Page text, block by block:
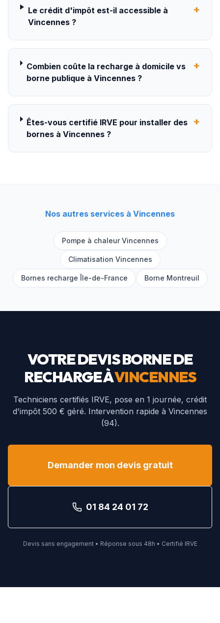
Le crédit d'impôt est-il accessible à
Vincennes ?
+
Combien coûte la recharge à domicile vs
borne publique à Vincennes ?
+
Êtes-vous certifié IRVE pour installer des
bornes à Vincennes ?
+
Nos autres services à Vincennes
Pompe à chaleurVincennes
Climatisation Vincennes
Bornes recharge Île-de-France Borne Montreuil
VOTRE DEVIS BORNE DE
RECHARGE ÀVINCENNES
Techniciens certifiés IRVE, pose en 1 journée, crédit
d'impôt 500 € géré. Intervention rapide à Vincennes
(94).
Demander mon devis gratuit
01 84 24 01 72
Devis sans engagement • Réponse sous 48h • Certifié IRVE